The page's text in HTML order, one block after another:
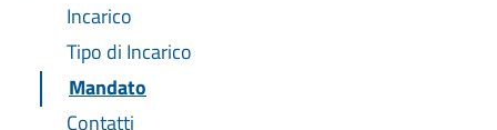
Incarico
Tipo di Incarico
Mandato
Contatti